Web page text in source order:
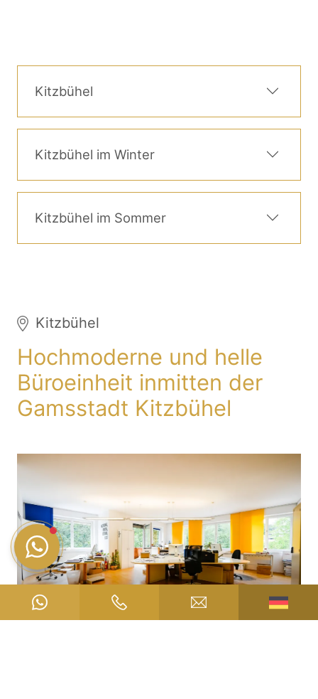
Kitzbühel
Kitzbühel im Winter
Kitzbühel im Sommer
Kitzbühel
Hochmoderne und helle
Büroeinheit inmitten der
Gamsstadt Kitzbühel
Auf Anfrage